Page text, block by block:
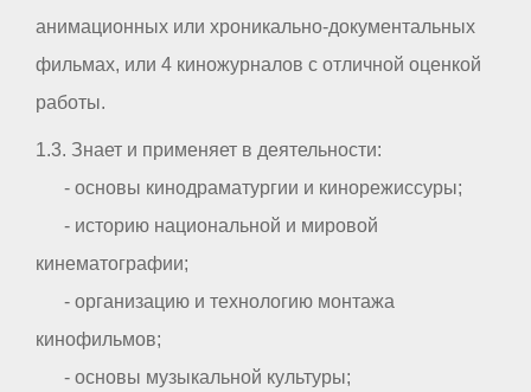
анимационных или хроникально-документальных
фильмах, или 4 киножурналов с отличной оценкой
работы.
1.3. Знает и применяет в деятельности:
- основы кинодраматургии и кинорежиссуры;
- историю национальной и мировой
кинематографии;
- организацию и технологию монтажа
кинофильмов;
- основы музыкальной культуры;